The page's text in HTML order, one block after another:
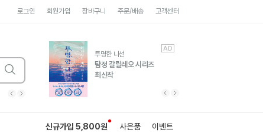
로그인 회원가입 장바구니 주문/배송 고객센터
히가시노게이고 추모 수족관 독하게 돈 공부
유럽 도시 기행3
풍성한 서사와 인문학적
통찰!
AD
투명한 나선
탐정 갈릴레오 시리즈
최신작
AD
신규가입 5,800원 사은품 이벤트